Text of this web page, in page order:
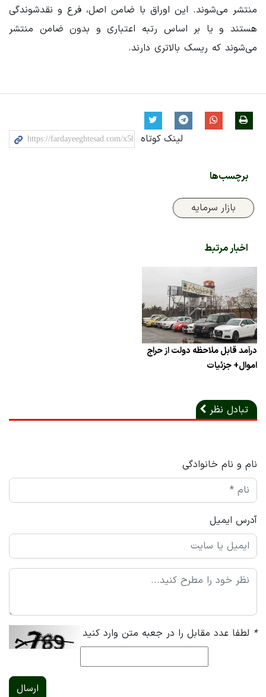
منتشر می‌شوند. این اوراق با ضامن اصل، فرع و نقدشوندگی
هستند و یا بر اساس رتبه اعتباری و بدون ضامن منتشر
می‌شوند که ریسک بالاتری دارند.
لینک کوتاه
برچسب‌ها
بازار سرمایه
اخبار مرتبط
درآمد قابل ملاحظه دولت از حراج
اموال+ جزئیات
تبادل نظر
نام و نام خانوادگی
آدرس ایمیل
* لطفا عدد مقابل را در جعبه متن وارد کنید
ارسال